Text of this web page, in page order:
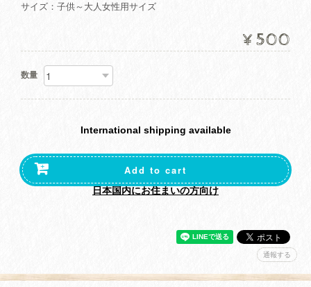
サイズ：子供～大人女性用サイズ
¥500
数量
International shipping available
Add to cart
日本国内にお住まいの方向け
通報する